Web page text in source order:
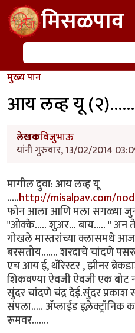
Skip to main contentमिसळपाव
शोध
मुख्य पान
आय लव्ह यू (२)......
लेखकविजुभाऊ
यांनी गुरुवार, 13/02/2014
मागील दुवा: आय लव्ह यू
.....http://misalpav.com/
फोन आला आणि मला सगळ्या
"ओक्के..... शुअर... बाय..... " अन
गोखले मास्तरांच्या क्लासमधे
बरसतोय....... शरदाचे चांदणे
एच आय ई, थॅरिस्टर , झीनर
शिकवण्या ऐवजी ऐवजी एक
सुंदर चांदणे चंद्र देई.सुंदर प्रकाश
संपला..... अ‍ॅप्लाईड
रूमवर.......